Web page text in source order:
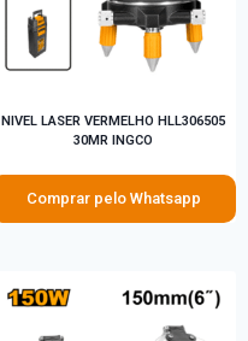
NIVEL LASER VERMELHO HLL306505
30MR INGCO
Comprar pelo Whatsapp